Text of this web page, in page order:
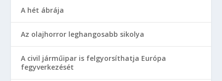
A hét ábrája
Az olajhorror leghangosabb sikolya
A civil járműipar is felgyorsíthatja Európa
fegyverkezését